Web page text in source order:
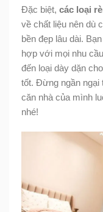
Đặc biệt, các loại
về chất liệu nên dù
bền đẹp lâu dài.
hợp với mọi nhu
đến loại dày dặn
tốt. Đừng ngần
căn nhà của mình
nhé!